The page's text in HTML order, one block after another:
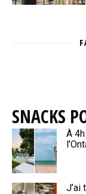
SNACKS
À
J’ai